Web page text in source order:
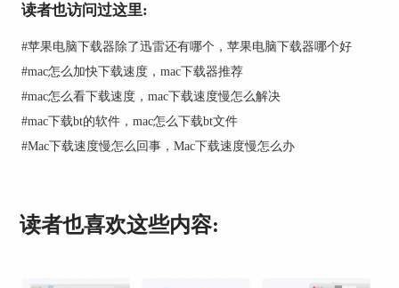
件。
读者也访问过这里:
#苹果电脑下载器除了迅雷还有哪个，苹果电脑下载器哪个好
#mac怎么加快下载速度，mac下载器推荐
#mac怎么看下载速度，mac下载速度慢怎么解决
#mac下载bt的软件，mac怎么下载bt文件
#Mac下载速度慢怎么回事，Mac下载速度慢怎么办
读者也喜欢这些内容: